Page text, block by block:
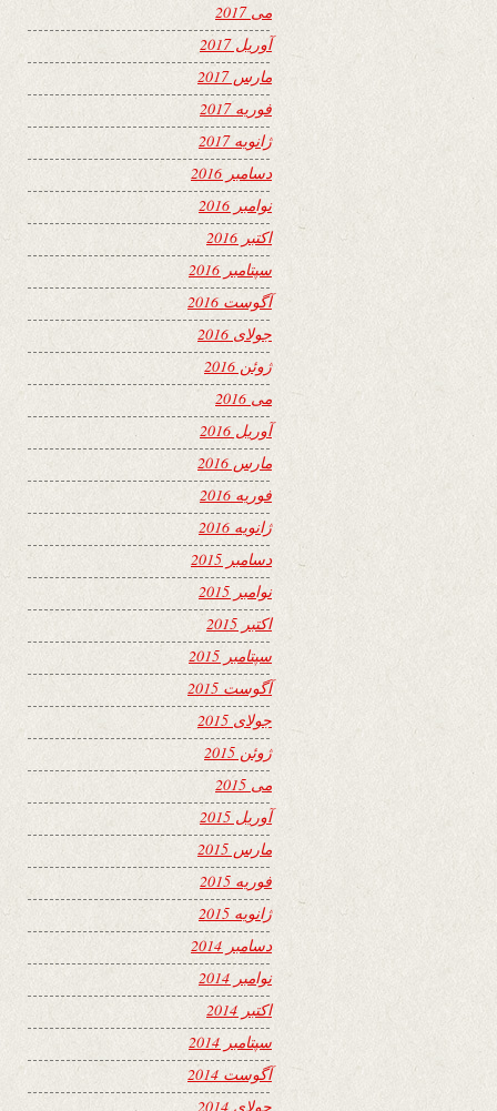
می 2017
آوریل 2017
مارس 2017
فوریه 2017
ژانویه 2017
دسامبر 2016
نوامبر 2016
اکتبر 2016
سپتامبر 2016
آگوست 2016
جولای 2016
ژوئن 2016
می 2016
آوریل 2016
مارس 2016
فوریه 2016
ژانویه 2016
دسامبر 2015
نوامبر 2015
اکتبر 2015
سپتامبر 2015
آگوست 2015
جولای 2015
ژوئن 2015
می 2015
آوریل 2015
مارس 2015
فوریه 2015
ژانویه 2015
دسامبر 2014
نوامبر 2014
اکتبر 2014
سپتامبر 2014
آگوست 2014
جولای 2014